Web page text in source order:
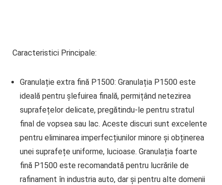
Caracteristici Principale:
Granulație extra fină P1500: Granulația P1500 este
ideală pentru șlefuirea finală, permițând netezirea
suprafețelor delicate, pregătindu-le pentru stratul
final de vopsea sau lac. Aceste discuri sunt excelente
pentru eliminarea imperfecțiunilor minore și obținerea
unei suprafețe uniforme, lucioase. Granulația foarte
fină P1500 este recomandată pentru lucrările de
rafinament în industria auto, dar și pentru alte domenii